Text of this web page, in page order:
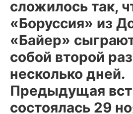
сложилось так,
«Боруссия» из
«Байер»
собой второй
несколько дней.
Предыдущая
состоялась 29